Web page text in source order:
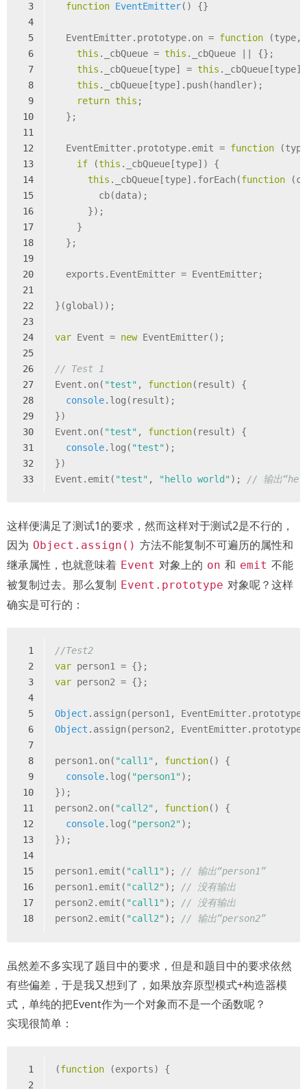
3
4
5
6
7
8
9
10
11
12
13
14
15
16
17
18
19
20
21
22
23
24
25
26
27
28
29
30
31
32
33
function EventEmitter( ) {}
  EventEmitter.prototype.on =
function (type,
this ._cbQueue = this ._cbQueue || {};
this ._cbQueue[type] = this
this ._cbQueue[type].push(handler);
return this ;
  };
  EventEmitter.prototype.emit =
function (
if (this ._cbQueue[type]) {
this ._cbQueue[type].forEach(function (cb
        cb(data);
      });
    }
  };
  exports.EventEmitter = EventEmitter;
}(global));
var Event = new EventEmitter();
// Test 1
Event.on( "test" , function( result) {
console.log(result);
})
Event.on( "test" , function( result) {
console.log( "test" );
})
Event.emit( "test" , "hello world" ); // 输出
这样便满足了测试1的要求，然而这样对于测试2是不行的，
因为 Object.assign() 方法不能复制不可遍历的属性和
继承属性，也就意味着 Event 对象上的 on 和 emit 不能
被复制过去。那么复制 Event.prototype 对象呢？这样
确实是可行的：
1
2
3
4
5
6
7
8
9
10
11
12
13
14
15
16
17
18
//Test2
var person1 = {};
var person2 = {};
Object .assign(person1,
Object .assign(person2,
person1.on( "call1" , function( ) {
console.log( "person1" );
});
person2.on( "call2" , function( ) {
console.log( "person2" );
});
person1.emit( "call1" ); // 输出“person1”
person1.emit( "call2" ); // 没有输出
person2.emit( "call1" ); // 没有输出
person2.emit( "call2" ); // 输出”person2”
虽然差不多实现了题目中的要求，但是和题目中的要求依然
有些偏差，于是我又想到了，如果放弃原型模式+构造器模
式，单纯的把Event作为一个对象而不是一个函数呢？
实现很简单：
1
2
(function (exports) {